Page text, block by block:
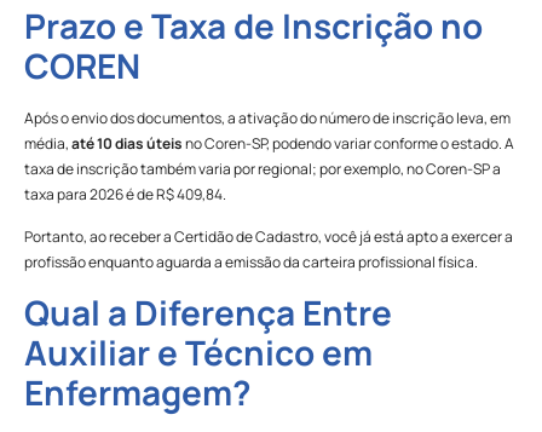
Prazo e Taxa de Inscrição no
COREN
Após o envio dos documentos, a ativação do número de inscrição leva, em
média,até 10 dias úteisno Coren-SP, podendo variar conforme o estado. A
taxa de inscrição também varia por regional; por exemplo, no Coren-SP a
taxa para 2026 é de R$ 409,84.
Portanto, ao receber a Certidão de Cadastro, você já está apto a exercer a
profissão enquanto aguarda a emissão da carteira profissional física.
Qual a Diferença Entre
Auxiliar e Técnico em
Enfermagem?